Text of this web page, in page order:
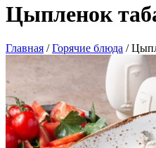
Цыпленок
Главная /Горячие блюда /